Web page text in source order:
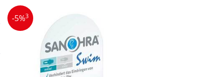
ÜBERSICHT AKTIONEN
Aktuelle Coupons
Gratis dazu
ÜBERSICHT KATEGORIEN
Arzneimittel
Bio & Genuss
-5%3